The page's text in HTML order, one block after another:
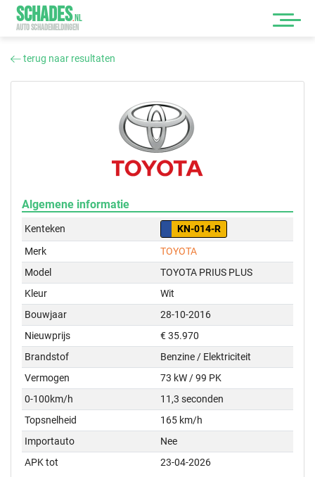
SCHADES.NL
AUTO SCHADEMELDINGEN
terug naar resultaten
Algemene informatie
Kenteken
KN-014-R
Merk
TOYOTA
Model
TOYOTA PRIUS PLUS
Kleur
Wit
Bouwjaar
28-10-2016
Nieuwprijs
€ 35.970
Brandstof
Benzine / Elektriciteit
Vermogen
73 kW / 99 PK
0-100km/h
11,3 seconden
Topsnelheid
165 km/h
Importauto
Nee
APK tot
23-04-2026